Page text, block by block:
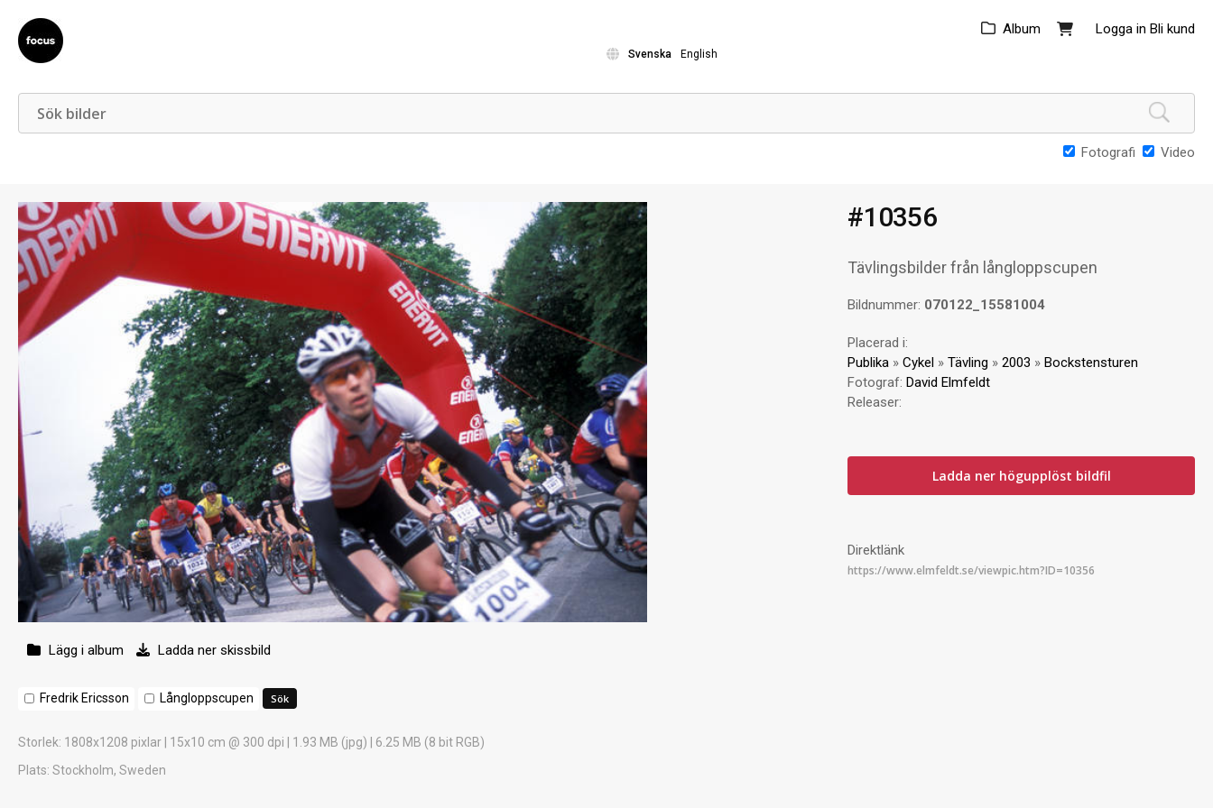
Logga in Bli kund
Album
Svenska English
Fotografi Video
Lägg i album Ladda ner skissbild
Fredrik Ericsson Långloppscupen
Storlek: 1808x1208 pixlar | 15x10 cm @ 300 dpi | 1.93 MB (jpg) | 6.25 MB (8 bit RGB)
Plats: Stockholm, Sweden
#10356
Tävlingsbilder från långloppscupen
Bildnummer: 070122_15581004
Placerad i:
Publika »Cykel »Tävling »2003 »Bockstensturen
Fotograf:David Elmfeldt
Releaser:
Ladda ner högupplöst bildfil
Direktlänk